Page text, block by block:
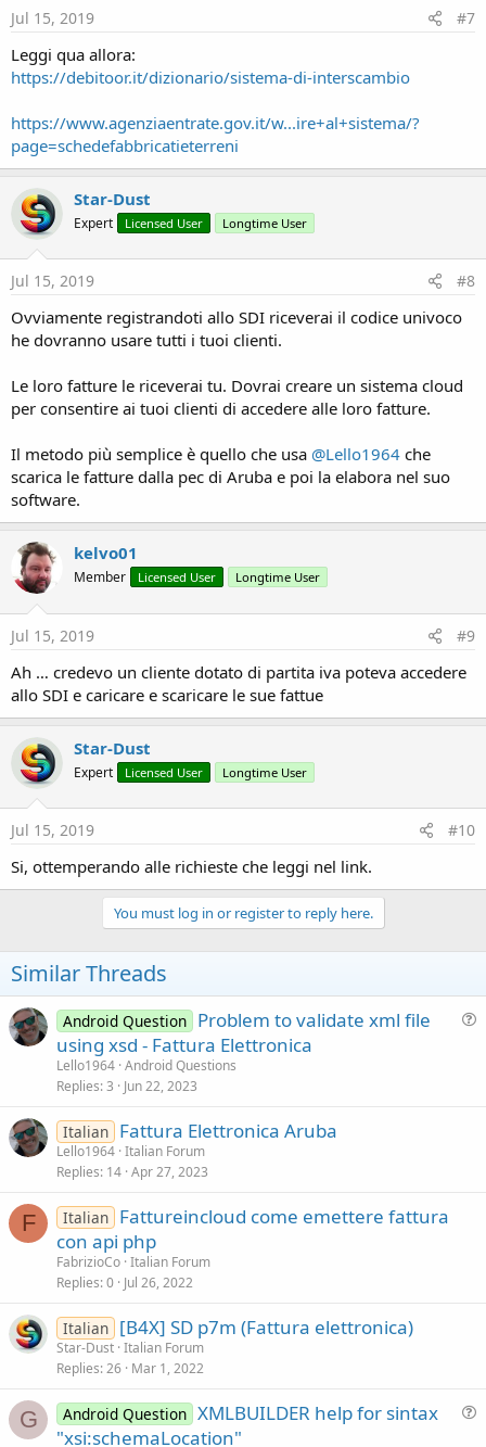
Jul 15, 2019 #7
Leggi qua allora:
https://debitoor.it/dizionario/sistema-di-interscambio
https://www.agenziaentrate.gov.it/w...ire+al+sistema/?
page=schedefabbricatieterreni
Star-Dust
Expert Licensed User Longtime User
Jul 15, 2019 #8
Ovviamente registrandoti allo SDI riceverai il codice univoco
he dovranno usare tutti i tuoi clienti.
Le loro fatture le riceverai tu. Dovrai creare un sistema cloud
per consentire ai tuoi clienti di accedere alle loro fatture.
Il metodo più semplice è quello che usa @Lello1964 che
scarica le fatture dalla pec di Aruba e poi la elabora nel suo
software.
kelvo01
Member Licensed User Longtime User
Jul 15, 2019 #9
Ah … credevo un cliente dotato di partita iva poteva accedere
allo SDI e caricare e scaricare le sue fattue
Star-Dust
Expert Licensed User Longtime User
Jul 15, 2019 #10
Si, ottemperando alle richieste che leggi nel link.
You must log in or register to reply here.
Similar Threads
Android Question Problem to validate xml file
using xsd - Fattura Elettronica
Lello1964 Android Questions
Replies 3 Jun 22, 2023
Italian Fattura Elettronica Aruba
Lello1964 Italian Forum
Replies 14 Apr 27, 2023
F Italian Fattureincloud come emettere fattura
con api php
FabrizioCo Italian Forum
Replies 0 Jul 26, 2022
Italian [B4X] SD p7m (Fattura elettronica)
Star-Dust Italian Forum
Replies 26 Mar 1, 2022
G Android Question XMLBUILDER help for sintax
"xsi:schemaLocation"